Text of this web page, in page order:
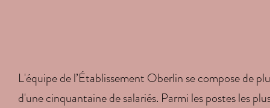
L'équipe de l’Établissement Oberlin se compose de
d'une cinquantaine de salariés. Parmi les postes les